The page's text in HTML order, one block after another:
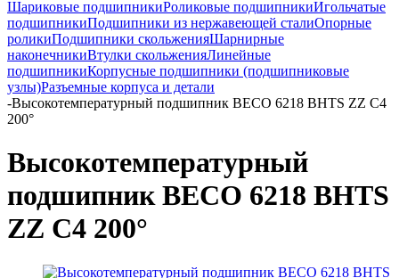
Шариковые подшипникиРоликовые подшипникиИгольчатые
подшипникиПодшипники из нержавеющей сталиОпорные
роликиПодшипники скольженияШарнирные
наконечникиВтулки скольженияЛинейные
подшипникиКорпусные подшипники (подшипниковые
узлы)Разъемные корпуса и детали
-Высокотемпературный подшипник BECO 6218 BHTS ZZ C4
200°
Высокотемпературный
подшипник BECO 6218 BHTS
ZZ C4 200°